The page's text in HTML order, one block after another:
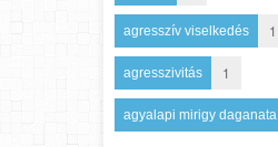
agresszív viselkedés 1
agresszivitás 1
agyalapi mirigy daganata